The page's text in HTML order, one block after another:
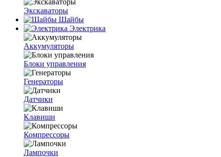
Экскаваторы
Шайбы
Электрика
Аккумуляторы
Блоки управления
Генераторы
Датчики
Клавиши
Компрессоры
Лампочки